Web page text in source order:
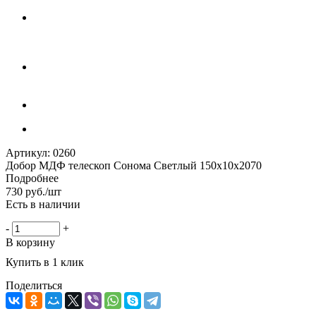
Артикул: 0260
Добор МДФ телескоп Сонома Светлый 150х10х2070
Подробнее
730 руб./шт
Есть в наличии
-
+
В корзину
Купить в 1 клик
Поделиться